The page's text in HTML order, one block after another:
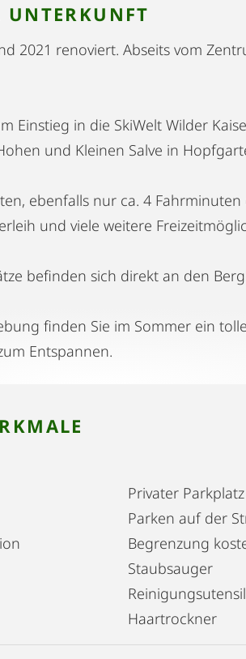
UNTERKUNFT
2021 renoviert. Abseits vom
Einstieg in die SkiWelt Wilder
und Kleinen Salve in
ebenfalls nur ca. 4
und viele weitere
befinden sich direkt an den
finden Sie im Sommer ein
Entspannen.
Privater Parkplatz
Parken auf der
Begrenzung
Staubsauger
Haartrockner